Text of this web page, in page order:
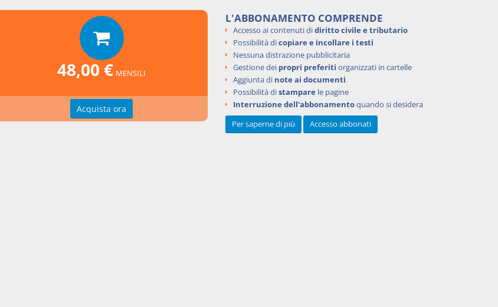
48,00 € MENSILI
Acquista ora
L'ABBONAMENTO COMPRENDE
Accesso ai contenuti didiritto civile e tributario
Possibilità dicopiare e incollare i testi
Nessuna distrazione pubblicitaria
Gestione dei propri preferiti organizzati in cartelle
Aggiunta di note ai documenti
Possibilità distampare le pagine
Interruzione dell'abbonamentoquando si desidera
Per saperne di più
Accesso abbonati